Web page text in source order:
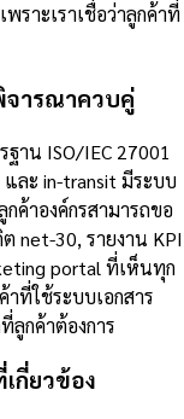
ราะเราเชื่อว่าลูกค้าที่
จารณาควบคู่
าน ISO/IEC 27001
ละ in-transit มีระบบ
ค้าองค์กรสามารถขอ
net-30, รายงาน KPI
portal ที่เห็นทุก
ที่ใช้ระบบเอกสาร
ลูกค้าต้องการ
กี่ยวข้อง